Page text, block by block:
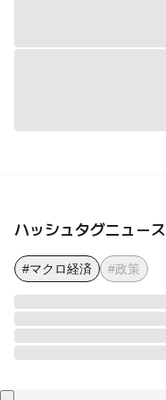
ハッシュタグニュース
#マクロ経済 #政策